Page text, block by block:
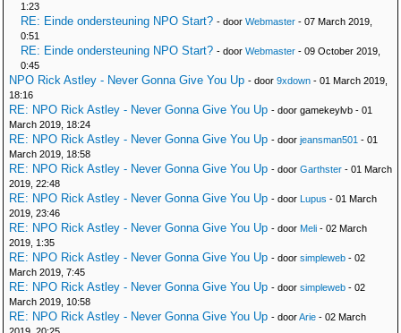
1:23
RE: Einde ondersteuning NPO Start? - door Webmaster - 07 March 2019,
0:51
RE: Einde ondersteuning NPO Start? - door Webmaster - 09 October 2019,
0:45
NPO Rick Astley - Never Gonna Give You Up - door 9xdown - 01 March 2019,
18:16
RE: NPO Rick Astley - Never Gonna Give You Up - door gamekeylvb - 01
March 2019, 18:24
RE: NPO Rick Astley - Never Gonna Give You Up - door jeansman501 - 01
March 2019, 18:58
RE: NPO Rick Astley - Never Gonna Give You Up - door Garthster - 01 March
2019, 22:48
RE: NPO Rick Astley - Never Gonna Give You Up - door Lupus - 01 March
2019, 23:46
RE: NPO Rick Astley - Never Gonna Give You Up - door Meli - 02 March
2019, 1:35
RE: NPO Rick Astley - Never Gonna Give You Up - door simpleweb - 02
March 2019, 7:45
RE: NPO Rick Astley - Never Gonna Give You Up - door simpleweb - 02
March 2019, 10:58
RE: NPO Rick Astley - Never Gonna Give You Up - doorArie - 02 March